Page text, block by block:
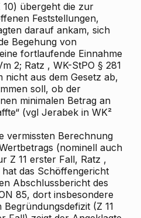
10) übergeht die zur
Feststellungen,
darauf ankam, sich
Begehung von
fortlaufende Einnahme
2; Ratz , WK-StPO § 281
nicht aus dem Gesetz ab,
soll, ob der
minimalen Betrag an
(vgl Jerabek in WK²
vermissten Berechnung
(nominell auch
Z 11 erster Fall, Ratz ,
das Schöffengericht
Abschlussbericht des
85, dort insbesondere
(Z 11